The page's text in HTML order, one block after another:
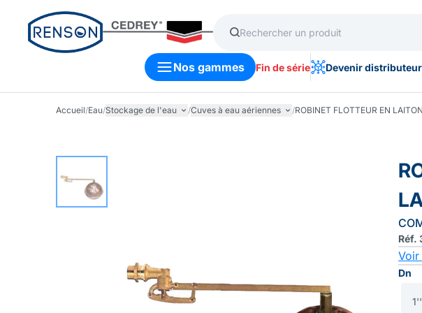
Nos gammes Fin de série Devenir distributeur
Accueil/Eau/Stockage de l'eau /Cuves à eau aériennes /ROBINET FLOTTEUR EN
Réf.
Voir
Dn